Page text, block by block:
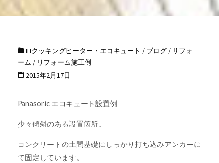
IHクッキングヒーター・エコキュート / ブログ/ リフォ
ーム / リフォーム施工例
2015年2月17日
Panasonic エコキュート設置例
少々傾斜のある設置箇所。
コンクリートの土間基礎にしっかり打ち込みアンカーに
て固定しています。